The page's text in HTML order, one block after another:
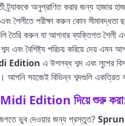
ট্র্যাককে অনুপ্রাণিত করার জন্য হাজার
শৈলীতে পরীক্ষা করুন কোন সীমাবদ্ধতা
তৈরি করুন যা আপনার ব্যক্তিগত শৈলী
এবং বৈশিষ্ট্য পরিচয় করিয়ে দেয় এমন
Edition এ উপলব্ধ শব্দ এবং লুপের
আপনি সহজেই বিভিন্ন শব্দগুলি একত্রিত
Edition দিয়ে শুরু
জগতে ডুব দেওয়ার জন্য প্রস্তুত?